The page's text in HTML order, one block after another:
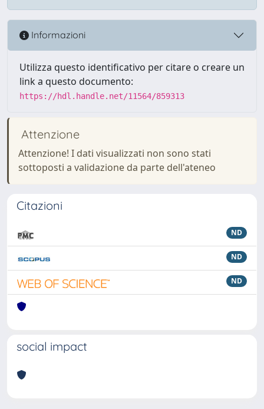
Informazioni
Utilizza questo identificativo per citare o creare un
link a questo documento:
https://hdl.handle.net/11564/859313
Attenzione
Attenzione! I dati visualizzati non sono stati
sottoposti a validazione da parte dell'ateneo
Citazioni
ND
ND
ND
social impact